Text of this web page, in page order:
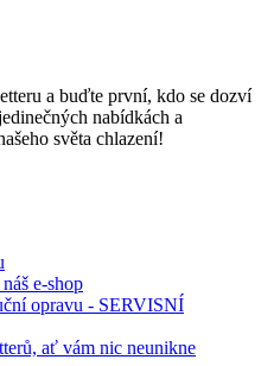
a buďte první, kdo se dozví
nabídkách a
světa chlazení!
e-shop
opravu - SERVISNÍ
ať vám nic neunikne